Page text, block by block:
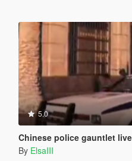
5.0
Chinese police gauntlet
By ElsaIII